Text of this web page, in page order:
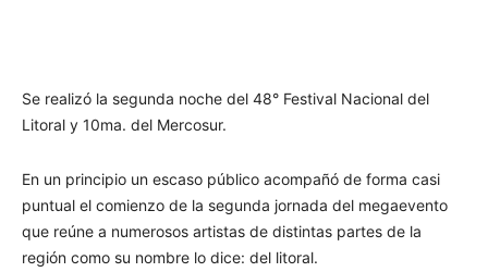
Se realizó la segunda noche del 48° Festival Nacional del
Litoral y 10ma. del Mercosur.
En un principio un escaso público acompañó de forma casi
puntual el comienzo de la segunda jornada del megaevento
que reúne a numerosos artistas de distintas partes de la
región como su nombre lo dice: del litoral.